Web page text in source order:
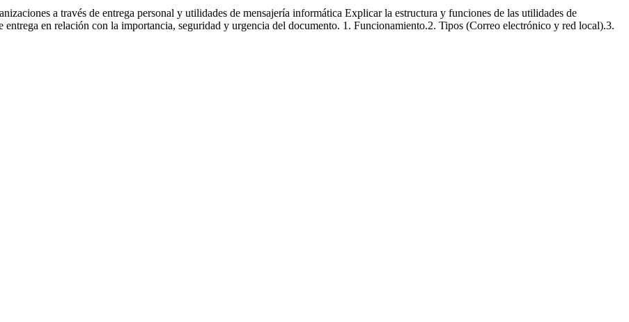
a través de entrega personal y utilidades de mensajería informática Explicar la estructura y funciones de las utilidades de
en relación con la importancia, seguridad y urgencia del documento. 1. Funcionamiento.2. Tipos (Correo electrónico y red local).3.